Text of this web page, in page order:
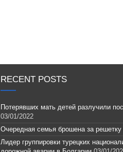
RECENT POSTS
Потерявших мать детей разлучили
03/01/2022
Очередная семья брошена за решетку
Лидер группировки турецких